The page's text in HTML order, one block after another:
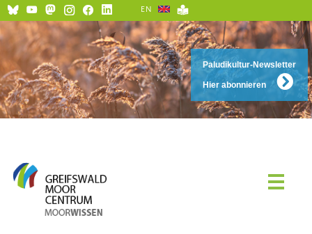
Paludikultur-Newsletter
Hier abonnieren
EN